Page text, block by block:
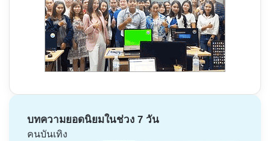
บทความยอดนิยมในช่วง 7 วัน
คนบันเทิง